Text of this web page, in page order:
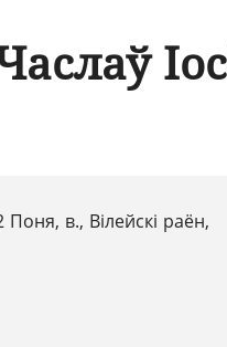
Поня, в., Вілейскі раён,